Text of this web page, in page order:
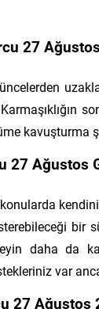
27
kavuşturma
27 Ağustos
bir
daha da
var
27 Ağustos